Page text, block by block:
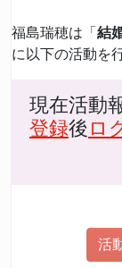
福島瑞穂は「結
に以下の活動を
現在活動
登録後 ロ
活